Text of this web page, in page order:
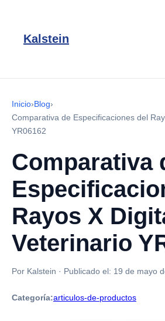
Kalstein
Inicio›Blog›
Comparativa de Especificaciones del
YR06162
Comparativa
Rayos X
Veterinario
Por Kalstein · Publicado el: 19 de mayo
Categoría:articulos-de-productos